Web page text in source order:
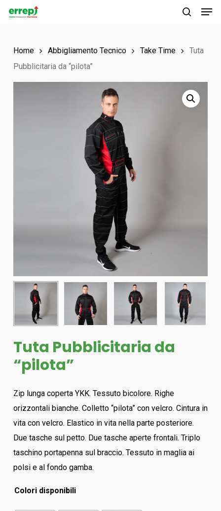
Skip
contentHome Abbigliamento Tecnico Take Time
Tuta
Pubblicitaria da “pilota”
Tuta Pubblicitaria da
“pilota”
Zip lunga coperta YKK. Tessuto bicolore. Righe
orizzontali bianche. Colletto “pilota” con velcro. Cintura in
vita con velcro. Elastico in vita nella parte posteriore.
Due tasche sul petto. Due tasche aperte frontali. Triplo
taschino portapenna sul braccio. Tessuto in maglia ai
polsi e al fondo gamba.
Colori disponibili